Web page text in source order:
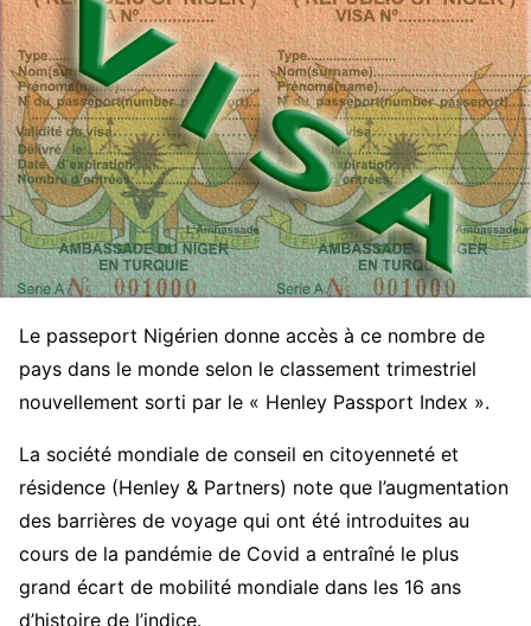
Le passeport Nigérien donne accès à ce nombre de
pays dans le monde selon le classement trimestriel
nouvellement sorti par le « Henley Passport Index ».
La société mondiale de conseil en citoyenneté et
résidence (Henley & Partners) note que l’augmentation
des barrières de voyage qui ont été introduites au
cours de la pandémie de Covid a entraîné le plus
grand écart de mobilité mondiale dans les 16 ans
d’histoire de l’indice.